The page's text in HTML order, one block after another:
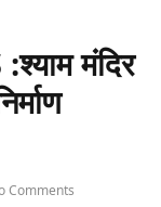
मंदिर
Comments